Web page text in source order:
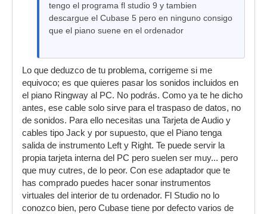
tengo el programa fl studio 9 y tambien
descargue el Cubase 5 pero en ninguno consigo
que el piano suene en el ordenador
Lo que deduzco de tu problema, corrigeme si me
equivoco; es que quieres pasar los sonidos incluidos en
el piano Ringway al PC. No podrás. Como ya te he dicho
antes, ese cable solo sirve para el traspaso de datos, no
de sonidos. Para ello necesitas una Tarjeta de Audio y
cables tipo Jack y por supuesto, que el Piano tenga
salida de instrumento Left y Right. Te puede servir la
propia tarjeta interna del PC pero suelen ser muy... pero
que muy cutres, de lo peor. Con ese adaptador que te
has comprado puedes hacer sonar instrumentos
virtuales del interior de tu ordenador. Fl Studio no lo
conozco bien, pero Cubase tiene por defecto varios de